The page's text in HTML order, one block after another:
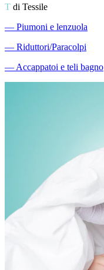
T di Tessile
― Piumoni e lenzuola
― Riduttori/Paracolpi
―Accappatoi e teli bagno